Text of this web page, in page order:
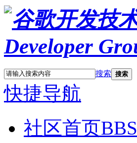
搜索 搜索
快捷导航
社区首页BBS